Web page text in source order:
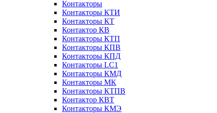
Контакторы
Контакторы КТИ
Контакторы КТ
Контактор КВ
Контакторы КТП
Контакторы КПВ
Контакторы КПД
Контакторы LC1
Контакторы КМД
Контакторы МК
Контакторы КТПВ
Контактор КВТ
Контакторы КМЭ